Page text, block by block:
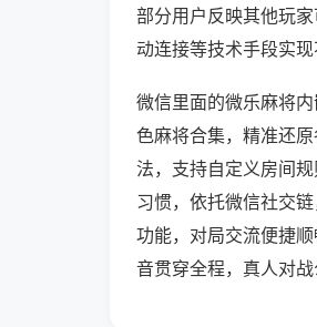
部分用户反映其他玩
动连接等技术手段实现
微信里面的微乐麻将
色麻将合集，精准还
法，支持自定义房间
习惯，依托微信社交
功能，对局交流便捷
音贯穿全程，真人对